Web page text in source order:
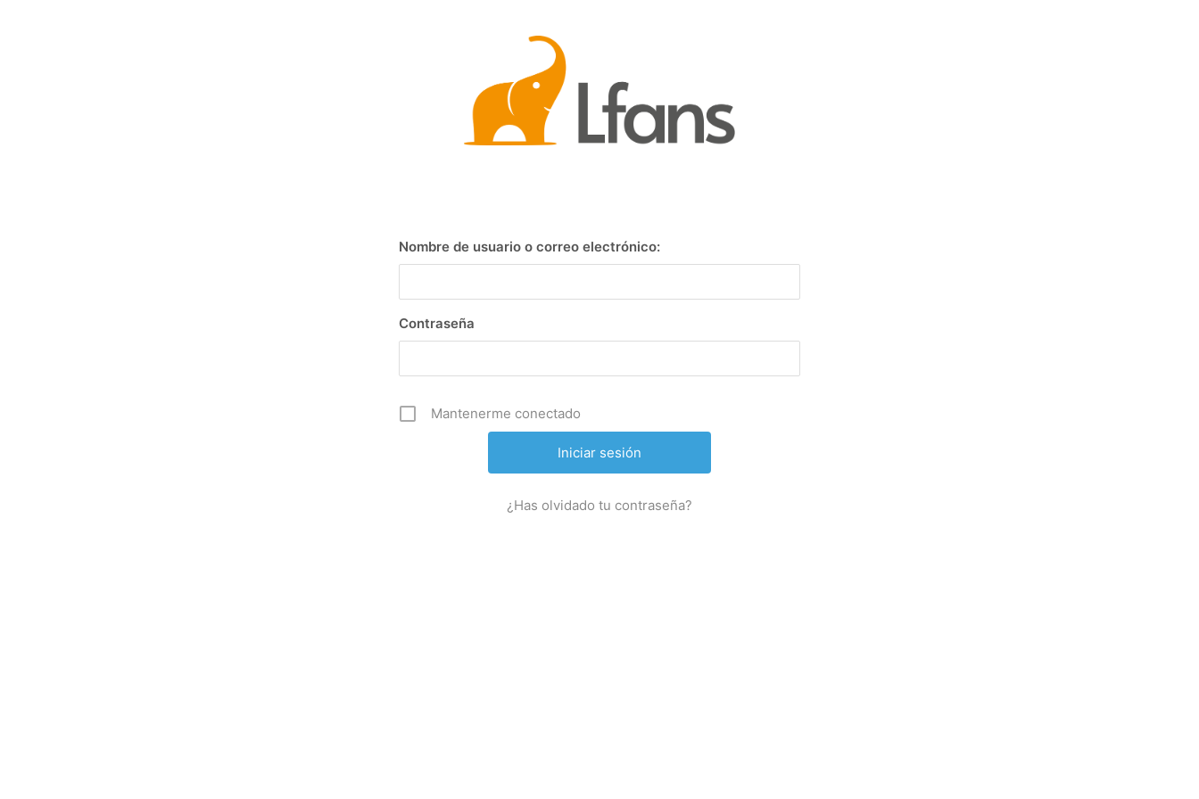
Nombre de usuario o correo electrónico:
Contraseña
Mantenerme conectado
¿Has olvidado tu contraseña?